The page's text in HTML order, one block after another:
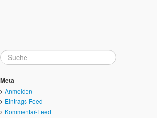
Meta
Anmelden
Eintrags-Feed
Kommentar-Feed